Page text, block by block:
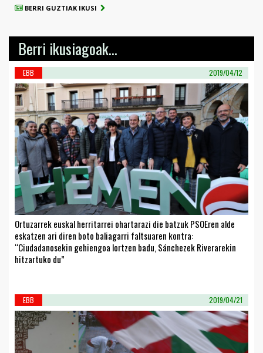
BERRI GUZTIAK IKUSI
Berri ikusiagoak...
EBB 2019/04/12
Ortuzarrek euskal herritarrei ohartarazi die batzuk PSOEren alde
eskatzen ari diren boto baliagarri faltsuaren kontra:
“Ciudadanosekin gehiengoa lortzen badu, Sánchezek Riverarekin
hitzartuko du”
EBB 2019/04/21